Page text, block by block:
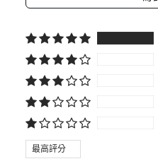
SORT BY